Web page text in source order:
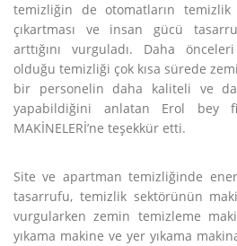
temizliğin de otomatların
çıkartması ve insan gücü
arttığını vurguladı. Daha
olduğu temizliği çok kısa sürede
bir personelin daha kaliteli ve
yapabildiğini anlatan Erol bey
MAKİNELERİ’ne teşekkür etti.
Site ve apartman temizliğinde
tasarrufu, temizlik sektörünün
vurgularken zemin temizleme
yıkama makine ve yer yıkama